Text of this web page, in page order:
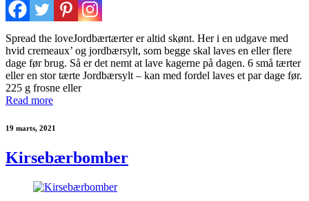
Spread the loveJordbærtærter er altid skønt. Her i en udgave med
hvid cremeaux’ og jordbærsylt, som begge skal laves en eller flere
dage før brug. Så er det nemt at lave kagerne på dagen. 6 små tærter
eller en stor tærte Jordbærsylt – kan med fordel laves et par dage før.
225 g frosne eller
Read more
19 marts, 2021
Kirsebærbomber